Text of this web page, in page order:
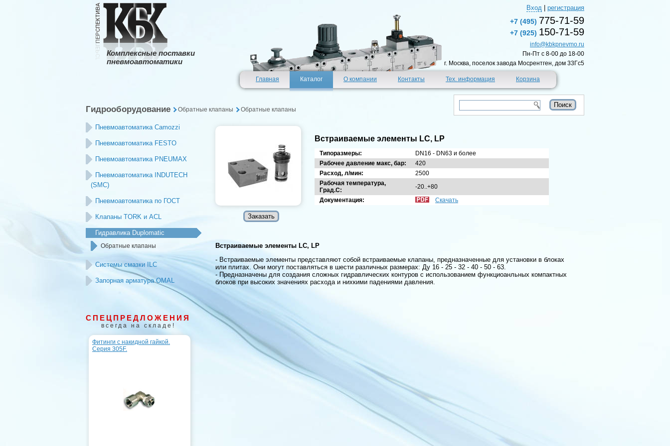
Комплексные поставки
пневмоавтоматики
Вход регистрация
+7 (495) 775-71-59
+7 (925) 150-71-59
info@kbkpnevmo.ru
Пн-Пт c 8-00 до 18-00
г. Москва, поселок завода Мосрентген, дом 33Гс5
Главная Каталог О компании Контакты Тех. информация Корзина
Гидрооборудование Обратные клапаны Обратные клапаны
Пневмоавтоматика Camozzi
Пневмоавтоматика FESTO
Пневмоавтоматика PNEUMAX
Пневмоавтоматика INDUTECH
(SMC)
Пневмоавтоматика по ГОСТ
Клапаны TORK и ACL
Гидравлика Duplomatic
Обратные клапаны
Системы смазки ILC
Запорная арматура OMAL
СПЕЦПРЕДЛОЖЕНИЯ
всегда на складе!
Фитинги с накидной гайкой.
Серия 305F.
Встраиваемые элементы LC, LP
Типоразмеры:
DN16 - DN63 и более
Рабочее давление макс, бар:
420
Расход, л/мин:
2500
Рабочая температура,
Град.С:
-20..+80
Документация:
Скачать
Встраиваемые элементы LC, LP
- Встраиваемые элементы представляют собой встраиваемые клапаны, предназначенные для установки в блоках
или плитах. Они могут поставляться в шести различных размерах: Ду 16 - 25 - 32 - 40 - 50 - 63.
- Предназначены для создания сложных гидравлических контуров с использованием функциоанльных компактных
блоков при высоких значениях расхода и нихкими падениями давления.